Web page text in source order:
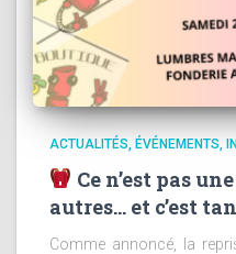
ACTUALITÉS ÉVÉNEMENTS
Ce n’est pas
autres… et c’est
Comme annoncé, la